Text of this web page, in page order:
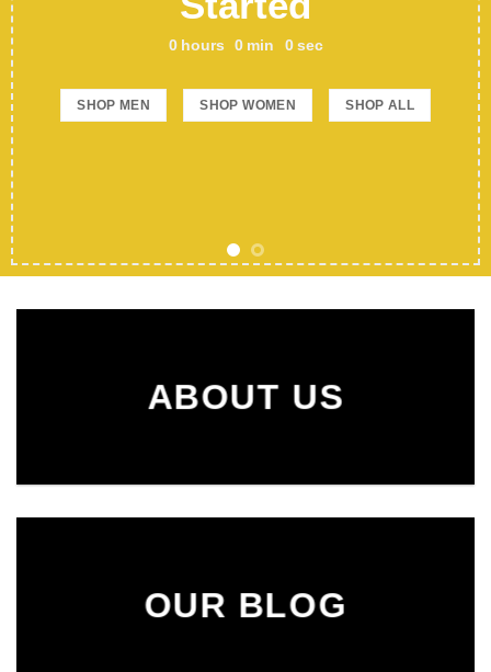
0 hours 0 min 0 sec
SHOP MEN SHOP WOMEN SHOP ALL
ABOUT US
OUR BLOG